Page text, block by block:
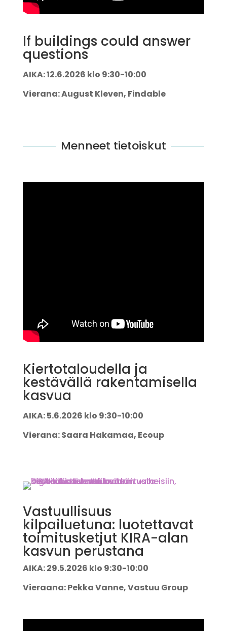
If buildings could answer
questions
AIKA: 12.6.2026 klo 9:30-10:00
Vierana: August Kleven, Findable
Menneet tietoiskut
Kiertotaloudella ja
kestävällä rakentamisella
kasvua
AIKA: 5.6.2026 klo 9:30-10:00
Vierana: Saara Hakamaa, Ecoup
Vastuullisuus
kilpailuetuna: luotettavat
toimitusketjut KIRA-alan
kasvun perustana
AIKA: 29.5.2026 klo 9:30-10:00
Vieraana: Pekka Vanne, Vastuu Group